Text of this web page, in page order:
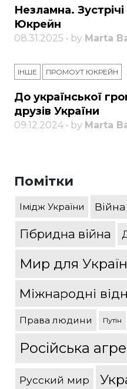
Незламна.
Юкрейн
08.31.2025 • by Marta
ІНШЕ ПРОМОУТ ЮКРЕЙН
До української
друзів України
09.12.2024 • by Marta
Помітки
Імідж України
Гібридна війна
Мир для
Міжнародні
Права людини Путін
Російська
Русский мир